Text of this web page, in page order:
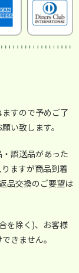
すので予めご了
い致します。
誤送品があった
ますが商品到着
品交換のご要望は
を除く)、お客様
きません。